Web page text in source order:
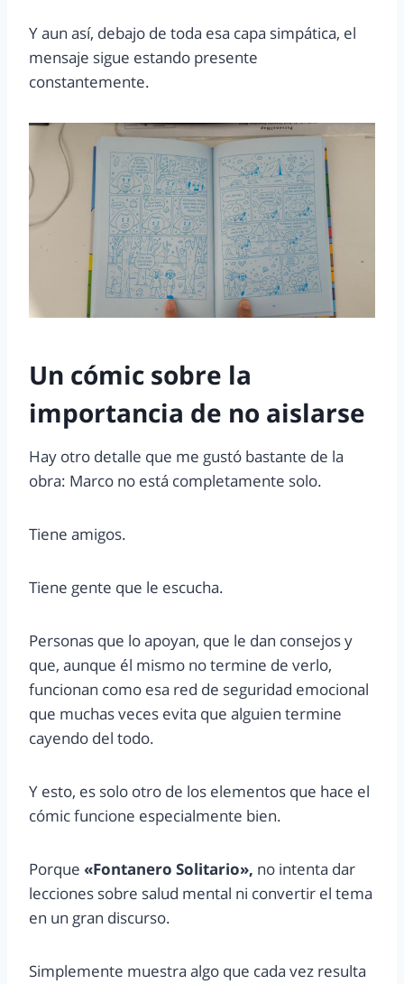
Y aun así, debajo de toda esa capa simpática, el
mensaje sigue estando presente
constantemente.
Un cómic sobre la
importancia de no aislarse
Hay otro detalle que me gustó bastante de la
obra: Marco no está completamente solo.
Tiene amigos.
Tiene gente que le escucha.
Personas que lo apoyan, que le dan consejos y
que, aunque él mismo no termine de verlo,
funcionan como esa red de seguridad emocional
que muchas veces evita que alguien termine
cayendo del todo.
Y esto, es solo otro de los elementos que hace el
cómic funcione especialmente bien.
Porque «Fontanero Solitario», no intenta dar
lecciones sobre salud mental ni convertir el tema
en un gran discurso.
Simplemente muestra algo que cada vez resulta